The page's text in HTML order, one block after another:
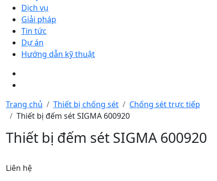
Dịch vụ
Giải pháp
Tin tức
Dự án
Hướng dẫn kỹ thuật
Trang chủ Thiết bị chống sét
Chống sét trực tiếp
Thiết bị đếm sét SIGMA 600920
Thiết bị đếm sét SIGMA 600920
Liên hệ